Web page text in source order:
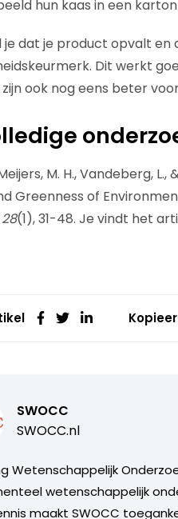
hun kaas in een
je dat je product opvalt en
Dit werkt
ook nog eens beter
M. H., Vandeberg,
Greenness of
28(1), 31-48. Je vindt het
SWOCC
SWOCC.nl
Wetenschappelijk
wetenschappelijk
maakt SWOCC